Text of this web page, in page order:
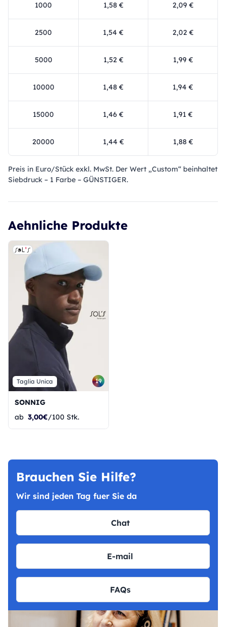
1000 1,58 € 2,09 €
2500 1,54 € 2,02 €
5000 1,52 € 1,99 €
10000 1,48 € 1,94 €
15000 1,46 € 1,91 €
20000 1,44 € 1,88 €
Preis in Euro/Stück exkl. MwSt. Der Wert „Custom“ beinhaltet
Siebdruck – 1 Farbe – GÜNSTIGER.
Aehnliche Produkte
Taglia Unica 19
SONNIG
ab 3,00€/100 Stk.
Brauchen Sie Hilfe?
Wir sind jeden Tag fuer Sie da
Chat
E-mail
FAQs